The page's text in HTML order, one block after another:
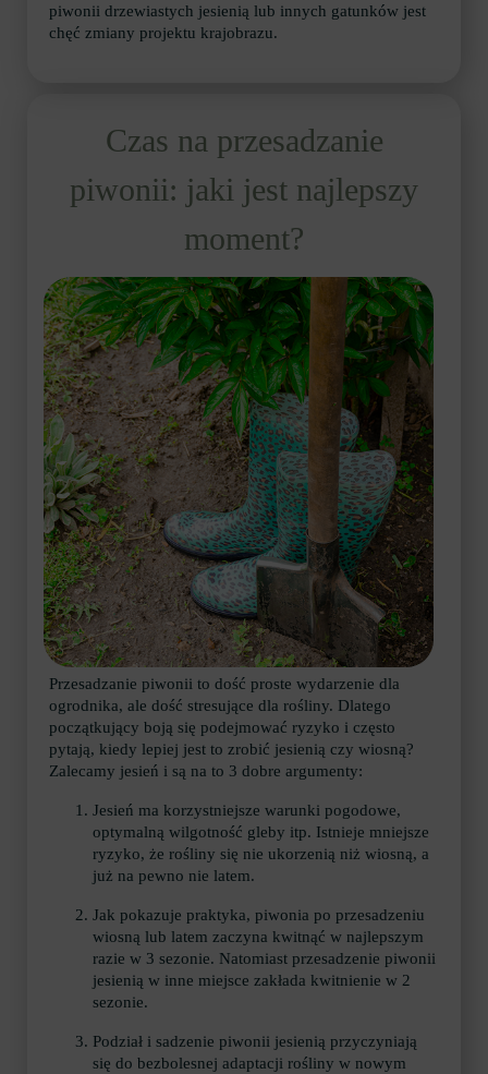
piwonii drzewiastych jesienią lub innych gatunków jest
chęć zmiany projektu krajobrazu.
Czas na przesadzanie
piwonii: jaki jest najlepszy
moment?
Przesadzanie piwonii to dość proste wydarzenie dla
ogrodnika, ale dość stresujące dla rośliny. Dlatego
początkujący boją się podejmować ryzyko i często
pytają, kiedy lepiej jest to zrobić jesienią czy wiosną?
Zalecamy jesień i są na to 3 dobre argumenty:
Jesień ma korzystniejsze warunki pogodowe,
optymalną wilgotność gleby itp. Istnieje mniejsze
ryzyko, że rośliny się nie ukorzenią niż wiosną, a
już na pewno nie latem.
Jak pokazuje praktyka, piwonia po przesadzeniu
wiosną lub latem zaczyna kwitnąć w najlepszym
razie w 3 sezonie. Natomiast przesadzenie piwonii
jesienią w inne miejsce zakłada kwitnienie w 2
sezonie.
Podział i sadzenie piwonii jesienią przyczyniają
się do bezbolesnej adaptacji rośliny w nowym